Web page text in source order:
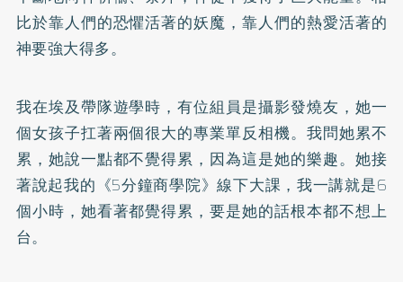
比於靠人們的恐懼活著的妖魔，靠人們的熱愛活著的
神要強大得多。
我在埃及帶隊遊學時，有位組員是攝影發燒友，她一
個女孩子扛著兩個很大的專業單反相機。我問她累不
累，她說一點都不覺得累，因為這是她的樂趣。她接
著說起我的 《5分鐘商學院》線下大課，我一講就是6
個小時，她看著都覺得累，要是她的話根本都不想上
台。